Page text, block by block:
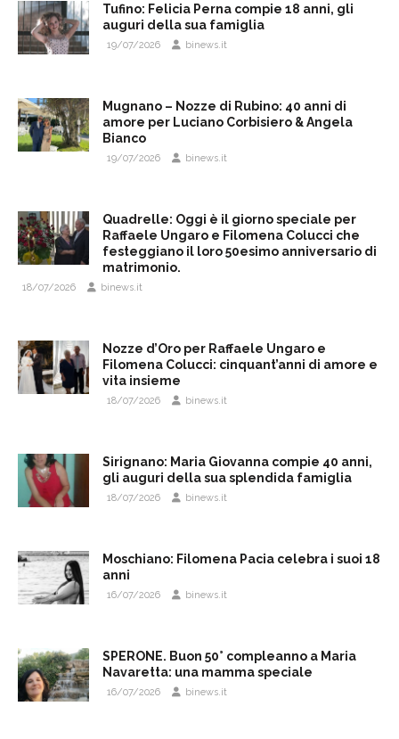
Tufino: Felicia Perna compie 18 anni, gli
auguri della sua famiglia
19/07/2026 binews.it
Mugnano – Nozze di Rubino: 40 anni di
amore per Luciano Corbisiero & Angela
Bianco
19/07/2026 binews.it
Quadrelle: Oggi è il giorno speciale per
Raffaele Ungaro e Filomena Colucci che
festeggiano il loro 50esimo anniversario di
matrimonio.
18/07/2026 binews.it
Nozze d’Oro per Raffaele Ungaro e
Filomena Colucci: cinquant’anni di amore e
vita insieme
18/07/2026 binews.it
Sirignano: Maria Giovanna compie 40 anni,
gli auguri della sua splendida famiglia
18/07/2026 binews.it
Moschiano: Filomena Pacia celebra i suoi 18
anni
16/07/2026 binews.it
SPERONE. Buon 50° compleanno a Maria
Navaretta: una mamma speciale
16/07/2026 binews.it